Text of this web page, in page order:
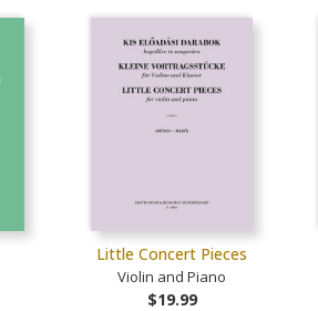
Little Concert Pieces
Violin and Piano
$19.99